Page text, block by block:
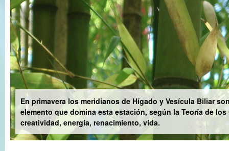
En primavera los meridianos de Hígado y Vesícula Biliar
elemento que domina esta estación, según la Teoría de
creatividad, energía, renacimiento, vida.